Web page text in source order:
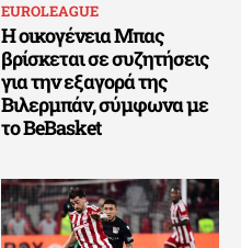
EUROLEAGUE
Η οικογένεια Μπας
βρίσκεται σε συζητήσεις
για την εξαγορά της
Βιλερμπάν, σύμφωνα με
το BeBasket